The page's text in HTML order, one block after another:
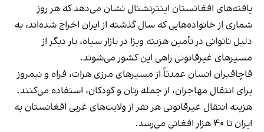
یافته‌های افغانستان اینترنشنال نشان می‌دهد که هر روز
شماری از خانواده‌هایی که سال گذشته از ایران اخراج شده‌اند، به
دلیل ناتوانی در تأمین هزینه ویزا در بازار سیاه، بار دیگر از
مسیرهای غیرقانونی راهی این کشور می‌شوند.
قاچاقبران انسان عمدتاً از مسیرهای مرزی هرات، فراه و نیمروز
برای انتقال مهاجران، از جمله زنان و کودکان، استفاده می‌کنند.
هزینه انتقال غیرقانونی هر نفر از ولایت‌های غربی افغانستان به
ایران تا ۴۰ هزار افغانی می‌رسد.